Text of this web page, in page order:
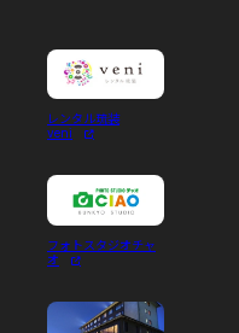
レンタル琉装
veni
フォトスタジオチャ
オ